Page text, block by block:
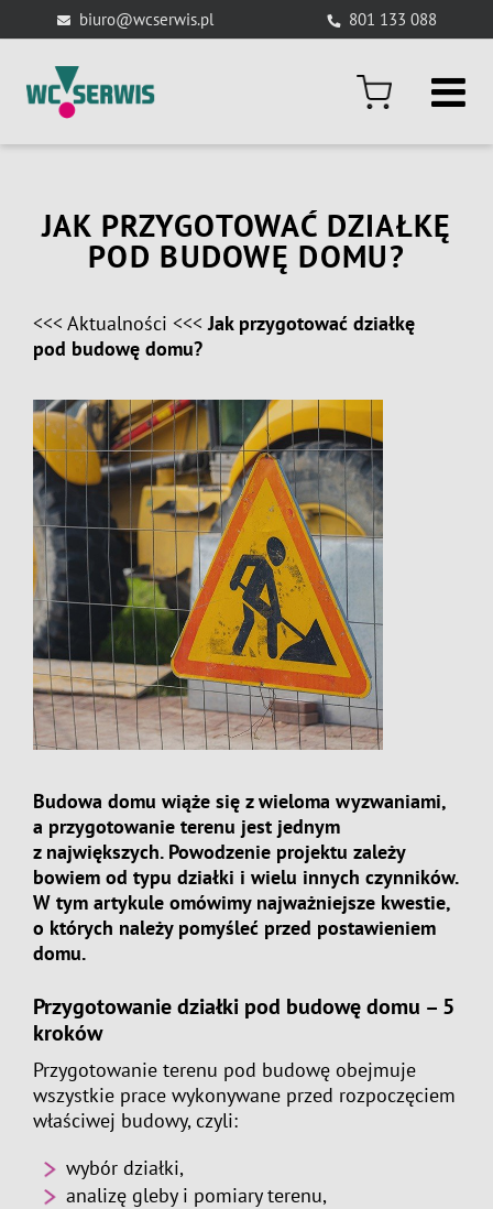
to
content
biuro@wcserwis.pl 801 133 088
JAK PRZYGOTOWAĆ DZIAŁKĘ
POD BUDOWĘ DOMU?
<<< Aktualności <<<Jak przygotować działkę
pod budowę domu?
View
Larger
Image
Budowa domu wiąże się z wieloma wyzwaniami,
a przygotowanie terenu jest jednym
z największych. Powodzenie projektu zależy
bowiem od typu działki i wielu innych czynników.
W tym artykule omówimy najważniejsze kwestie,
o których należy pomyśleć przed postawieniem
domu.
Przygotowanie działki pod budowę domu – 5
kroków
Przygotowanie terenu pod budowę obejmuje
wszystkie prace wykonywane przed rozpoczęciem
właściwej budowy, czyli:
wybór działki,
analizę gleby i pomiary terenu,